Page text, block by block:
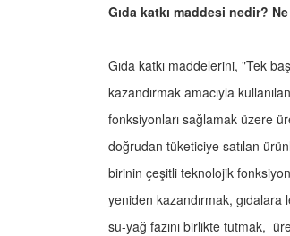
Gıda katkı maddesi nedir?
Gıda katkı maddelerini, "Tek
kazandırmak amacıyla
fonksiyonları sağlamak üzere
doğrudan tüketiciye satılan
birinin çeşitli teknolojik
yeniden kazandırmak,
su-yağ fazını birlikte tutmak,